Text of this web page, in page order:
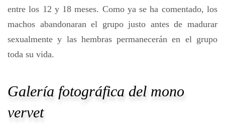
entre los 12 y 18 meses. Como ya se ha comentado, los
machos abandonaran el grupo justo antes de madurar
sexualmente y las hembras permanecerán en el grupo
toda su vida.
Galería fotográfica del mono
vervet